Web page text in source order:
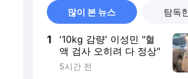
많이 본 뉴스 탐독
1
'10kg 감량' 이성민 "혈
액 검사 오히려 다 정상"
5시간 전